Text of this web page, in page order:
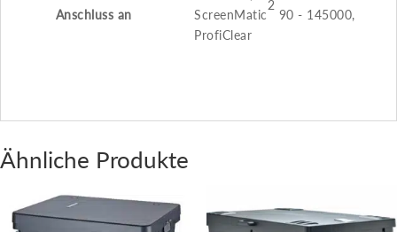
Anschluss an
ScreenMatic
2
90 - 145000,
ProfiClear
Ähnliche Produkte